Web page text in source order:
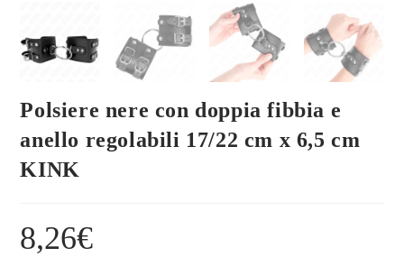
Polsiere nere con doppia fibbia e
anello regolabili 17/22 cm x 6,5 cm
KINK
8,26€